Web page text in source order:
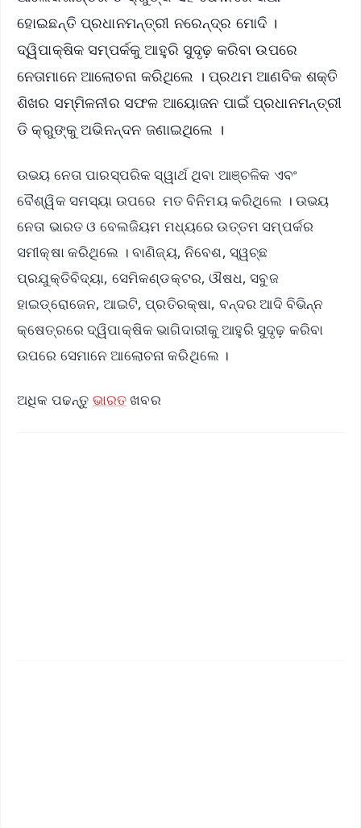
ହୋଇଛନ୍ତି ପ୍ରଧାନମନ୍ତ୍ରୀ ନରେନ୍ଦ୍ର ମୋଦି ।
ଦ୍ୱିପାକ୍ଷିକ ସମ୍ପର୍କକୁ ଆହୁରି ସୁଦୃଢ଼ କରିବା ଉପରେ
ନେତାମାନେ ଆଲୋଚନା କରିଥିଲେ । ପ୍ରଥମ ଆଣବିକ ଶକ୍ତି
ଶିଖର ସମ୍ମିଳନୀର ସଫଳ ଆୟୋଜନ ପାଇଁ ପ୍ରଧାନମନ୍ତ୍ରୀ
ଡି କ୍ରୁଙ୍କୁ ଅଭିନନ୍ଦନ ଜଣାଇଥିଲେ ।
ଉଭୟ ନେତା ପାରସ୍ପରିକ ସ୍ୱାର୍ଥ ଥିବା ଆଞ୍ଚଳିକ ଏବଂ
ବୈଶ୍ୱିକ ସମସ୍ୟା ଉପରେ ମତ ବିନିମୟ କରିଥିଲେ । ଉଭୟ
ନେତା ଭାରତ ଓ ବେଲଜିୟମ ମଧ୍ୟରେ ଉତ୍ତମ ସମ୍ପର୍କର
ସମୀକ୍ଷା କରିଥିଲେ । ବାଣିଜ୍ୟ, ନିବେଶ, ସ୍ୱଚ୍ଛ
ପ୍ରଯୁକ୍ତିବିଦ୍ୟା, ସେମିକଣ୍ଡକ୍ଟର, ଔଷଧ, ସବୁଜ
ହାଇଡ୍ରୋଜେନ, ଆଇଟି, ପ୍ରତିରକ୍ଷା, ବନ୍ଦର ଆଦି ବିଭିନ୍ନ
କ୍ଷେତ୍ରରେ ଦ୍ୱିପାକ୍ଷିକ ଭାଗିଦାରୀକୁ ଆହୁରି ସୁଦୃଢ଼ କରିବା
ଉପରେ ସେମାନେ ଆଲୋଚନା କରିଥିଲେ ।
ଅଧିକ ପଢନ୍ତୁ ଭାରତଖବର